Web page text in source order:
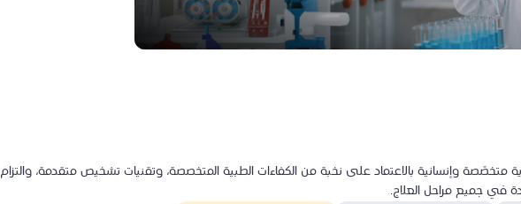
متخصّصة وإنسانية بالاعتماد على نخبة من الكفاءات الطبية المتخصصة، وتقنيات تشخيص متقدمة، والتزام
في جميع مراحل العلاج.